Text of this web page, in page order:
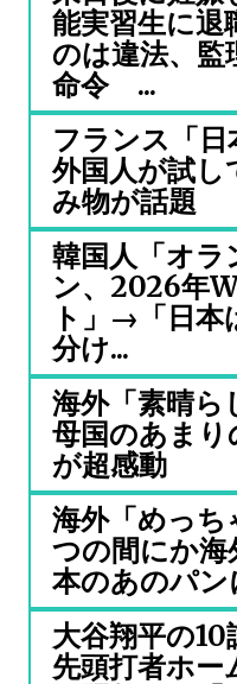
能実習生に退
のは違法、監
命令 ...
フランス「日
外国人が試し
み物が話題
韓国人「オ
ン、2026年
ト」→「日本
分け...
海外「素晴ら
母国のあまり
が超感動
海外「めっち
つの間にか海
本のあのパ
大谷翔平の
先頭打者ホ